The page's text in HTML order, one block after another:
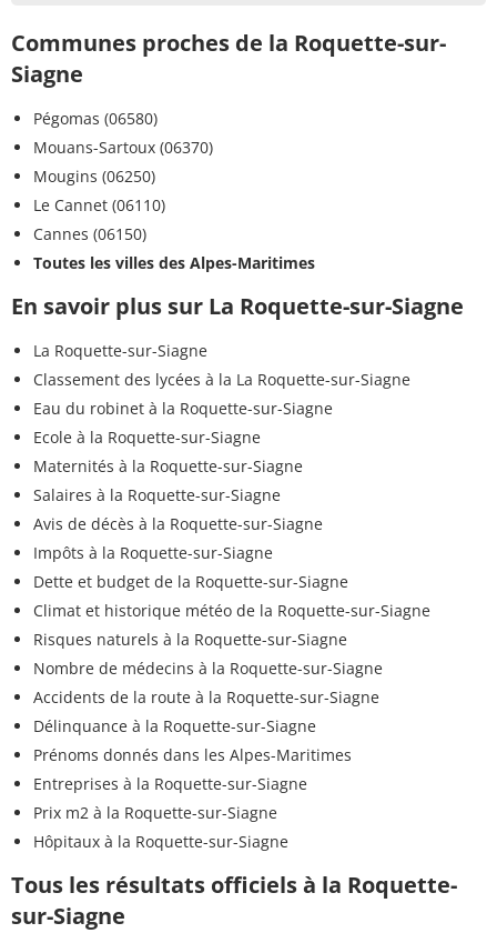
Communes proches de la Roquette-sur-
Siagne
Pégomas (06580)
Mouans-Sartoux (06370)
Mougins (06250)
Le Cannet (06110)
Cannes (06150)
Toutes les villes des Alpes-Maritimes
En savoir plus sur La Roquette-sur-Siagne
La Roquette-sur-Siagne
Classement des lycées à la La Roquette-sur-Siagne
Eau du robinet à la Roquette-sur-Siagne
Ecole à la Roquette-sur-Siagne
Maternités à la Roquette-sur-Siagne
Salaires à la Roquette-sur-Siagne
Avis de décès à la Roquette-sur-Siagne
Impôts à la Roquette-sur-Siagne
Dette et budget de la Roquette-sur-Siagne
Climat et historique météo de la Roquette-sur-Siagne
Risques naturels à la Roquette-sur-Siagne
Nombre de médecins à la Roquette-sur-Siagne
Accidents de la route à la Roquette-sur-Siagne
Délinquance à la Roquette-sur-Siagne
Prénoms donnés dans les Alpes-Maritimes
Entreprises à la Roquette-sur-Siagne
Prix m2 à la Roquette-sur-Siagne
Hôpitaux à la Roquette-sur-Siagne
Tous les résultats officiels à la Roquette-
sur-Siagne